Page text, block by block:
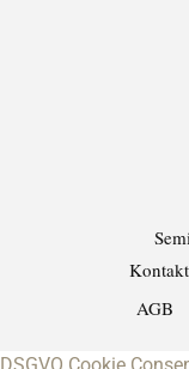
Kontakt
AGB